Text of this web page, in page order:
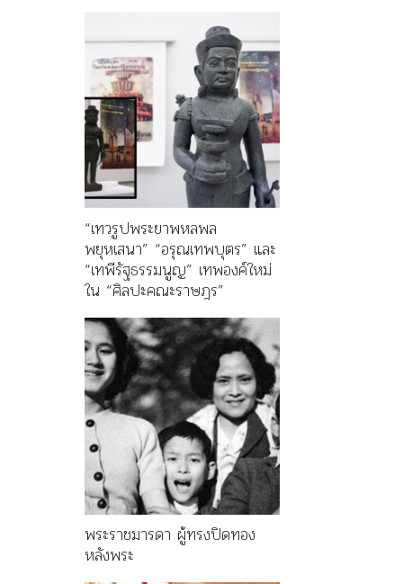
“เทวรูปพระยาพหลพล
พยุหเสนา” “อรุณเทพบุตร” และ
“เทพีรัฐธรรมนูญ” เทพองค์ใหม่
ใน “ศิลปะคณะราษฎร”
พระราชมารดา ผู้ทรงปิดทอง
หลังพระ